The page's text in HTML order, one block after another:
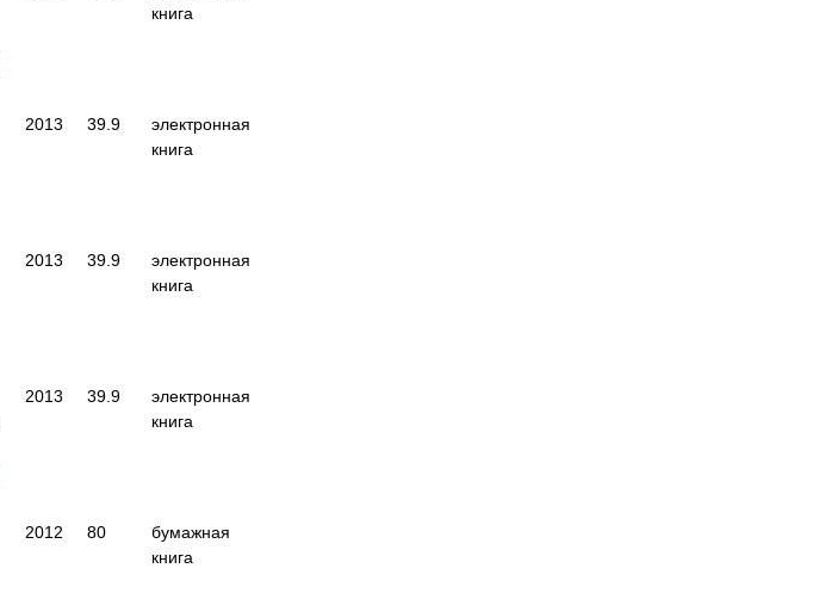
книга
2013 39.9
электронная
книга
2013 39.9
электронная
книга
2013 39.9
электронная
книга
2012 80
бумажная
книга